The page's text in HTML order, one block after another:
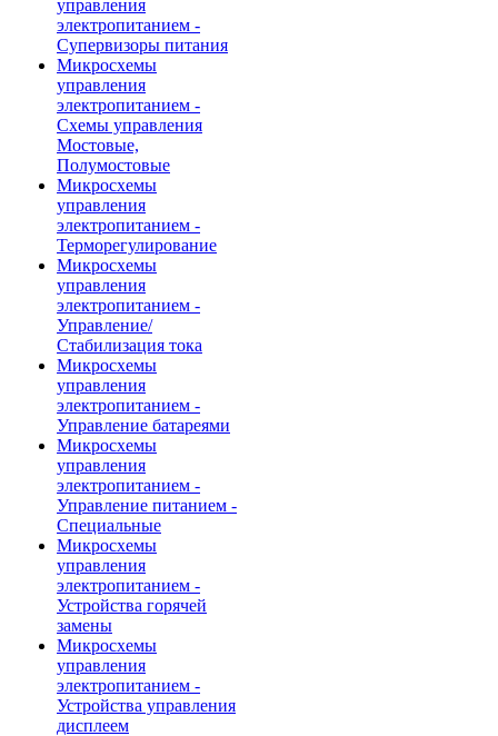
управления
электропитанием -
Супервизоры питания
Микросхемы
управления
электропитанием -
Схемы управления
Мостовые,
Полумостовые
Микросхемы
управления
электропитанием -
Терморегулирование
Микросхемы
управления
электропитанием -
Управление/
Стабилизация тока
Микросхемы
управления
электропитанием -
Управление батареями
Микросхемы
управления
электропитанием -
Управление питанием -
Специальные
Микросхемы
управления
электропитанием -
Устройства горячей
замены
Микросхемы
управления
электропитанием -
Устройства управления
дисплеем